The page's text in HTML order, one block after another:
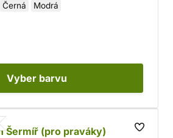
Černá Modrá
Vyber barvu
Šermíř (pro praváky)